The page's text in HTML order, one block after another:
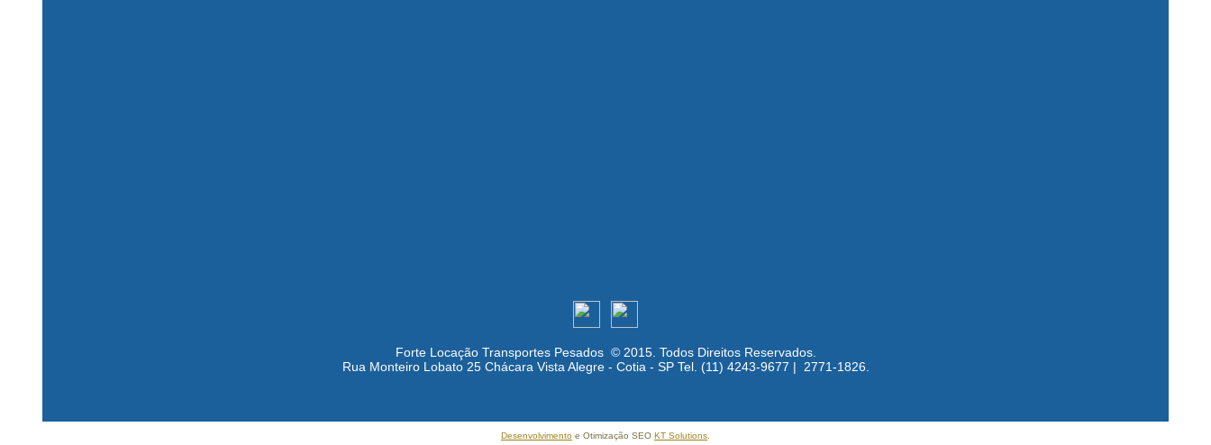
Forte Locação Transportes Pesados © 2015. Todos Direitos Reservados.
Rua Monteiro Lobato 25 Chácara Vista Alegre - Cotia - SP Tel. (11) 4243-9677 | 2771-1826.
Desenvolvimento e Otimização SEO KT Solutions